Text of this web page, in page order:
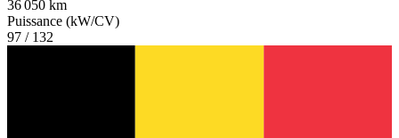
36 050 km
Puissance (kW/CV)
97 / 132